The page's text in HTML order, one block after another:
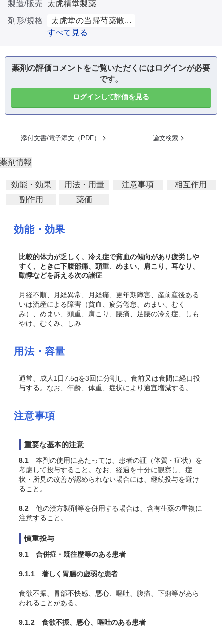
製造/販売
太虎精堂製薬
剤形/規格
太虎堂の当帰芍薬散...
すべて見る
薬剤の評価コメントをご覧いただくにはログインが必要
です。
ログインして評価を見る
添付文書/電子添文（PDF） 論文検索
薬剤情報
効能・効果 用法・用量 注意事項
相互作用
副作用
薬価
効能・効果
比較的体力が乏しく、冷え症で貧血の傾向があり疲労しや
すく、ときに下腹部痛、頭重、めまい、肩こり、耳なり、
動悸などを訴える次の諸症
月経不順、月経異常、月経痛、更年期障害、産前産後ある
いは流産による障害（貧血、疲労倦怠、めまい、むく
み）、めまい、頭重、肩こり、腰痛、足腰の冷え症、しも
やけ、むくみ、しみ
用法・容量
通常、成人1日7.5gを3回に分割し、食前又は食間に経口投
与する。なお、年齢、体重、症状により適宜増減する。
注意事項
重要な基本的注意
8.1 本剤の使用にあたっては、患者の証（体質・症状）を
考慮して投与すること。なお、経過を十分に観察し、症
状・所見の改善が認められない場合には、継続投与を避け
ること。
8.2 他の漢方製剤等を併用する場合は、含有生薬の重複に
注意すること。
慎重投与
9.1 合併症・既往歴等のある患者
9.1.1 著しく胃腸の虚弱な患者
食欲不振、胃部不快感、悪心、嘔吐、腹痛、下痢等があら
われることがある。
9.1.2 食欲不振、悪心、嘔吐のある患者